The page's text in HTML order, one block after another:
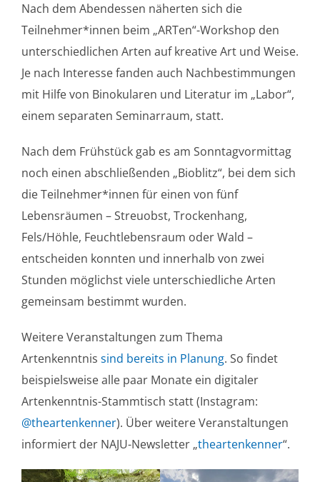
Nach dem Abendessen näherten sich die
Teilnehmer*innen beim „ARTen“-Workshop den
unterschiedlichen Arten auf kreative Art und Weise.
Je nach Interesse fanden auch Nachbestimmungen
mit Hilfe von Binokularen und Literatur im „Labor“,
einem separaten Seminarraum, statt.
Nach dem Frühstück gab es am Sonntagvormittag
noch einen abschließenden „Bioblitz“, bei dem sich
die Teilnehmer*innen für einen von fünf
Lebensräumen – Streuobst, Trockenhang,
Fels/Höhle, Feuchtlebensraum oder Wald –
entscheiden konnten und innerhalb von zwei
Stunden möglichst viele unterschiedliche Arten
gemeinsam bestimmt wurden.
Weitere Veranstaltungen zum Thema
Artenkenntnis sind bereits in Planung. So findet
beispielsweise alle paar Monate ein digitaler
Artenkenntnis-Stammtisch statt (Instagram:
@theartenkenner). Über weitere Veranstaltungen
informiert der NAJU-Newsletter „theartenkenner“.